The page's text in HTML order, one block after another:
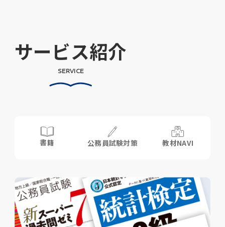
サービス紹介
SERVICE
書籍 公務員試験対策 教材NAVI